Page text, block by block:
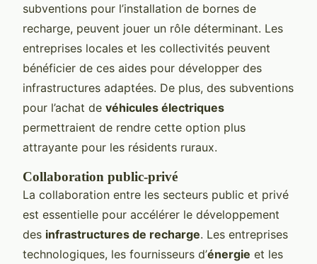
subventions pour l’installation de bornes de
recharge, peuvent jouer un rôle déterminant. Les
entreprises locales et les collectivités peuvent
bénéficier de ces aides pour développer des
infrastructures adaptées. De plus, des subventions
pour l’achat de véhicules électriques
permettraient de rendre cette option plus
attrayante pour les résidents ruraux.
Collaboration public-privé
La collaboration entre les secteurs public et privé
est essentielle pour accélérer le développement
des infrastructures de recharge. Les entreprises
technologiques, les fournisseurs d’énergie et les